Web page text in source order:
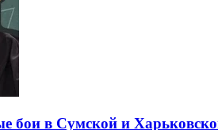
бои в Сумской и